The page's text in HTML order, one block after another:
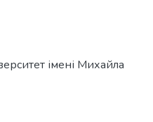
імені Михайла